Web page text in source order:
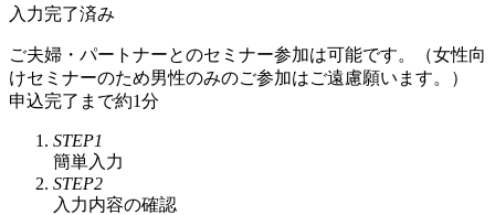
入力完了済み
ご夫婦・パートナーとのセミナー参加は可能です。（女性向
けセミナーのため男性のみのご参加はご遠慮願います。）
申込完了まで約1分
STEP1
簡単入力
STEP2
入力内容の確認